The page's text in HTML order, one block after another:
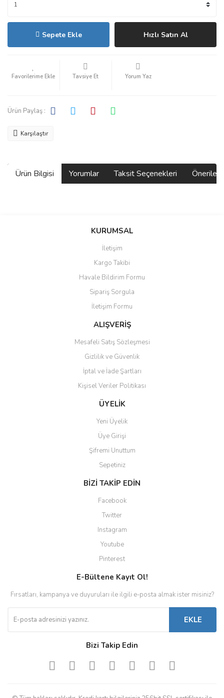
Sepete Ekle Hızlı Satın Al
Tavsiye Et Yorum Yaz
Ürün Paylaş :
Karşılaştır
Ürün Bilgisi Yorumlar Taksit Seçenekleri
Bu ürüne ilk yorumu siz yapın!
Ürün resmi kalitesiz, bozuk veya görüntülenemiyor.
Ürün açıklamasında eksik bilgiler bulunuyor.
Ürün bilgilerinde hatalar bulunuyor.
Ürün fiyatı diğer sitelerden daha pahalı.
Bu ürüne benzer farklı alternatifler olmalı.
Gönder
KURUMSAL
İletişim
Kargo Takibi
Havale Bildirim Formu
Sipariş Sorgula
İletişim Formu
ALIŞVERİŞ
Mesafeli Satış Sözleşmesi
Gizlilik ve Güvenlik
İptal ve İade Şartları
Kişisel Veriler Politikası
ÜYELİK
Yeni Üyelik
Üye Girişi
Şifremi Unuttum
Sepetiniz
BİZİ TAKİP EDİN
Facebook
Twitter
Instagram
Youtube
Pinterest
E-Bültene Kayıt Ol!
Fırsatları, kampanya ve duyuruları ile ilgili e-posta almak ister misiniz?
EKLE
Bizi Takip Edin